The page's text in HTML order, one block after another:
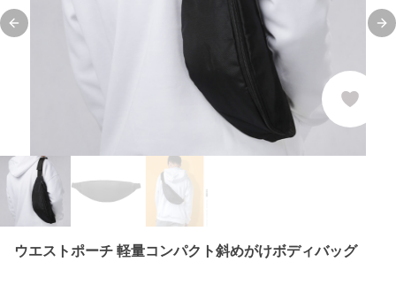
Previous slide
ウエストポーチ 軽量コンパクト斜めがけボディバッグ